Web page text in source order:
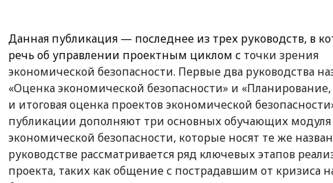
Данная публикация — последнее из трех руководств, в
речь об управлении проектным циклом с точки зрения
экономической безопасности. Первые два руководства
«Оценка экономической безопасности» и
и итоговая оценка проектов экономической
публикации дополняют три основных обучающих модуля
экономической безопасности, которые носят те же
руководстве рассматривается ряд ключевых этапов
проекта, таких как общение с пострадавшим от кризиса